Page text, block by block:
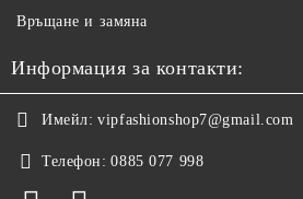
Връщане и замяна
Информация за контакти:
Имейл: vipfashionshop7@gmail.com
Телефон: 0885 077 998